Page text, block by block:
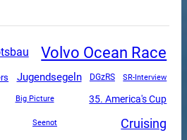
Volvo Ocean Race
Jugendsegeln DGzRS SR-Interview
Big Picture 35. America's Cup
Seenot Cruising